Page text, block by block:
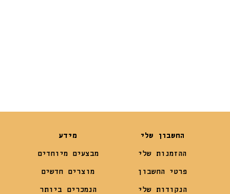
החשבון שלי
ההזמנות שלי
פרטי החשבון
הנקודות שלי
מידע
מבצעים מיוחדים
מוצרים חדשים
הנמכרים ביותר